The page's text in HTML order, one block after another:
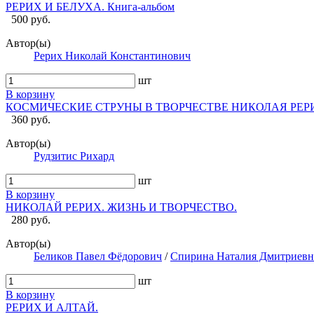
РЕРИХ И БЕЛУХА. Книга-альбом
500 руб.
Автор(ы)
Рерих Николай Константинович
шт
В корзину
КОСМИЧЕСКИЕ СТРУНЫ В ТВОРЧЕСТВЕ НИКОЛАЯ
360 руб.
Автор(ы)
Рудзитис Рихард
шт
В корзину
НИКОЛАЙ РЕРИХ. ЖИЗНЬ И ТВОРЧЕСТВО.
280 руб.
Автор(ы)
Беликов Павел Фёдорович /Спирина Наталия
шт
В корзину
РЕРИХ И АЛТАЙ.